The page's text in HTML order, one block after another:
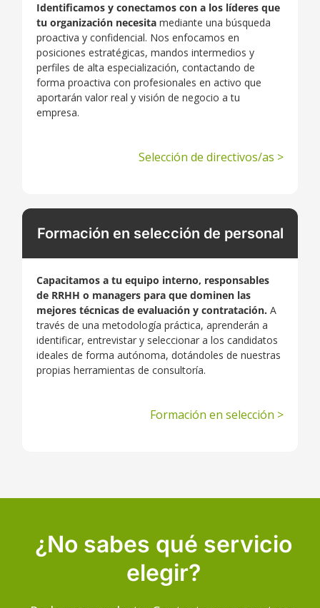
Identificamos y conectamos con a los líderes que
tu organización necesitamediante una búsqueda
proactiva y confidencial. Nos enfocamos en
posiciones estratégicas, mandos intermedios y
perfiles de alta especialización, contactando de
forma proactiva con profesionales en activo que
aportarán valor real y visión de negocio a tu
empresa.
Selección de directivos/as >
Formación en selección de personal
Capacitamos a tu equipo interno, responsables
de RRHH o managers para que dominen las
mejores técnicas de evaluación y contratación. A
través de una metodología práctica, aprenderán a
identificar, entrevistar y seleccionar a los candidatos
ideales de forma autónoma, dotándoles de nuestras
propias herramientas de consultoría.
Formación en selección >
¿No sabes qué servicio
elegir?